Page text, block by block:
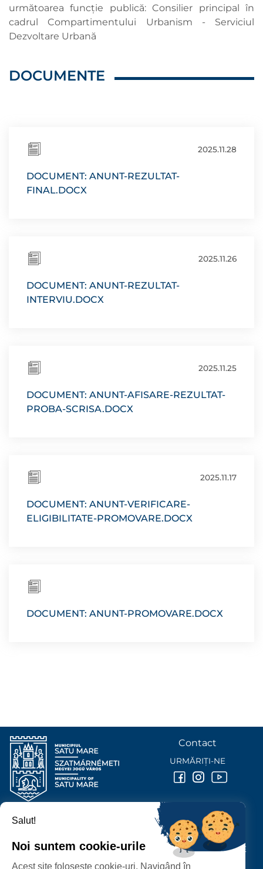
următoarea funcție publică: Consilier principal în
cadrul Compartimentului Urbanism - Serviciul
Dezvoltare Urbană
DOCUMENTE
2025.11.28
DOCUMENT: ANUNT-REZULTAT-
FINAL.DOCX
2025.11.26
DOCUMENT: ANUNT-REZULTAT-
INTERVIU.DOCX
2025.11.25
DOCUMENT: ANUNT-AFISARE-REZULTAT-
PROBA-SCRISA.DOCX
2025.11.17
DOCUMENT: ANUNT-VERIFICARE-
ELIGIBILITATE-PROMOVARE.DOCX
DOCUMENT: ANUNT-PROMOVARE.DOCX
PRIMĂRIA MUNICIPIULUI
P-ȚA 25 OCTOMBRIE, NR. 1 CORP M, 440026 SATU MARE
Contact
URMĂRIȚI-NE
Salut!
Noi suntem cookie-urile
Acest site folosește cookie-uri. Navigând în